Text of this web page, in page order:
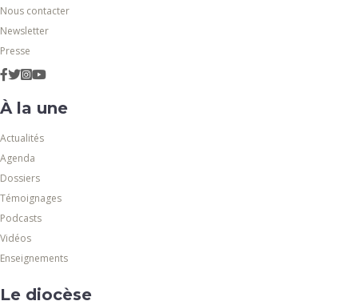
Nous contacter
Newsletter
Presse
À la une
Actualités
Agenda
Dossiers
Témoignages
Podcasts
Vidéos
Enseignements
Le diocèse